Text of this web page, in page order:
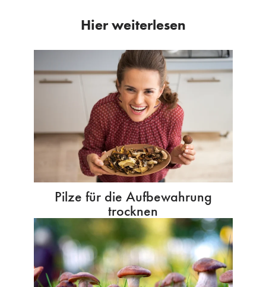
Hier weiterlesen
Pilze für die Aufbewahrung
trocknen